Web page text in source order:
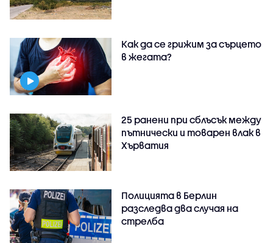
Как да се грижим за сърцето
в жегата?
25 ранени при сблъсък между
пътнически и товарен влак в
Хърватия
Полицията в Берлин
разследва два случая на
стрелба